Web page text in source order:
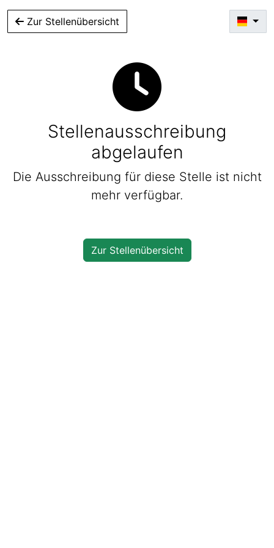
Zur Stellenübersicht
Stellenausschreibung
abgelaufen
Die Ausschreibung für diese Stelle ist nicht
mehr verfügbar.
Zur Stellenübersicht